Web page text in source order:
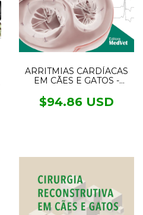
ARRITMIAS CARDÍACAS
EM CÃES E GATOS -
Diagnósticos e
Tratamentos
$94.86 USD